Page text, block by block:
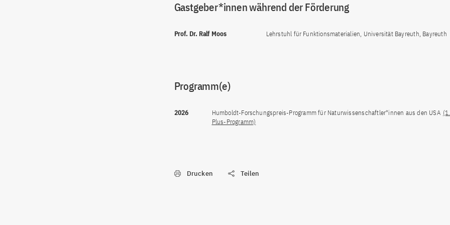
Gastgeber*innen während der Förderung
Prof. Dr. Ralf Moos Lehrstuhl für Funktionsmaterialien, Universität Bayreuth, Bayreuth
Programm(e)
2026 Humboldt-Forschungspreis-Programm für Naturwissenschaftler*innen aus den USA
Plus-Programm)
Drucken Teilen